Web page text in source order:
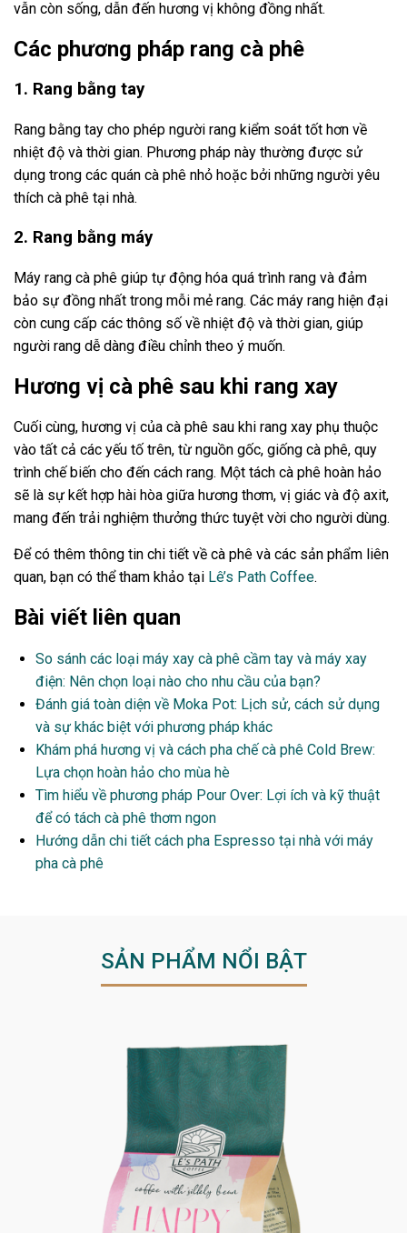
vẫn còn sống, dẫn đến hương vị không đồng nhất.
Các phương pháp rang cà phê
1. Rang bằng tay
Rang bằng tay cho phép người rang kiểm soát tốt hơn về
nhiệt độ và thời gian. Phương pháp này thường được sử
dụng trong các quán cà phê nhỏ hoặc bởi những người yêu
thích cà phê tại nhà.
2. Rang bằng máy
Máy rang cà phê giúp tự động hóa quá trình rang và đảm
bảo sự đồng nhất trong mỗi mẻ rang. Các máy rang hiện đại
còn cung cấp các thông số về nhiệt độ và thời gian, giúp
người rang dễ dàng điều chỉnh theo ý muốn.
Hương vị cà phê sau khi rang xay
Cuối cùng, hương vị của cà phê sau khi rang xay phụ thuộc
vào tất cả các yếu tố trên, từ nguồn gốc, giống cà phê, quy
trình chế biến cho đến cách rang. Một tách cà phê hoàn hảo
sẽ là sự kết hợp hài hòa giữa hương thơm, vị giác và độ axit,
mang đến trải nghiệm thưởng thức tuyệt vời cho người dùng.
Để có thêm thông tin chi tiết về cà phê và các sản phẩm liên
quan, bạn có thể tham khảo tại Lê’s Path Coffee.
Bài viết liên quan
So sánh các loại máy xay cà phê cầm tay và máy xay
điện: Nên chọn loại nào cho nhu cầu của bạn?
Đánh giá toàn diện về Moka Pot: Lịch sử, cách sử dụng
và sự khác biệt với phương pháp khác
Khám phá hương vị và cách pha chế cà phê Cold Brew:
Lựa chọn hoàn hảo cho mùa hè
Tìm hiểu về phương pháp Pour Over: Lợi ích và kỹ thuật
để có tách cà phê thơm ngon
Hướng dẫn chi tiết cách pha Espresso tại nhà với máy
pha cà phê
SẢN PHẨM NỔI BẬT